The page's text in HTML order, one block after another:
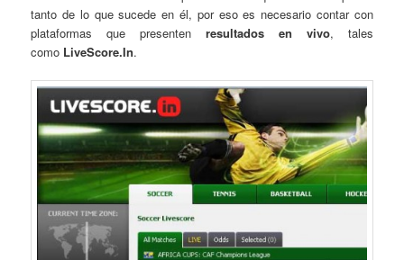
tanto de lo que sucede en él, por eso es necesario contar con
plataformas que presenten resultados en vivo, tales
como LiveScore.In.